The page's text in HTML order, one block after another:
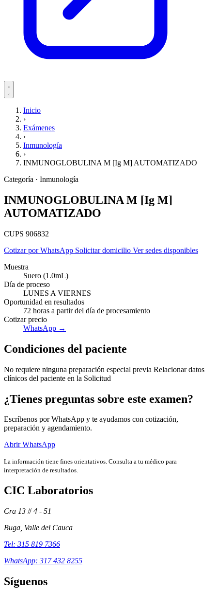
Servicios
Empresas
Inicio
›
Exámenes
›
Inmunología
›
INMUNOGLOBULINA M [Ig M] AUTOMATIZADO
Categoría · Inmunología
INMUNOGLOBULINA M [Ig M]
AUTOMATIZADO
CUPS 906832
Cotizar por WhatsApp Solicitar domicilio Ver sedes disponibles
Muestra
Suero (1.0mL)
Día de proceso
LUNES A VIERNES
Oportunidad en resultados
72 horas a partir del día de procesamiento
Cotizar precio
WhatsApp →
Condiciones del paciente
No requiere ninguna preparación especial previa Relacionar datos
clínicos del paciente en la Solicitud
¿Tienes preguntas sobre este examen?
Escríbenos por WhatsApp y te ayudamos con cotización,
preparación y agendamiento.
Abrir WhatsApp
La información tiene fines orientativos. Consulta a tu médico para
interpretación de resultados.
CIC Laboratorios
Cra 13 # 4 - 51
Buga, Valle del Cauca
Tel: 315 819 7366
WhatsApp: 317 432 8255
Síguenos